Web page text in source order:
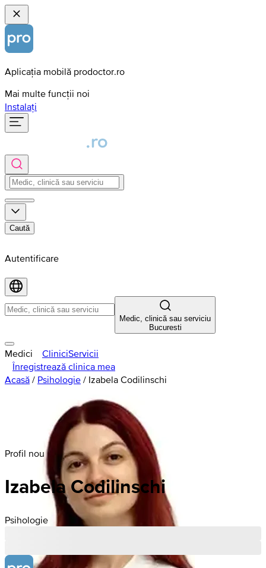
Aplicația mobilă prodoctor.ro
Mai multe funcții noi
Instalați
Caută
Autentificare
Medic, clinică sau serviciu
Bucuresti
Medici CliniciServicii
Înregistrează clinica mea
Acasă / Psihologie / Izabela Codilinschi
Profil nou
IzabelaCodilinschi
Psihologie